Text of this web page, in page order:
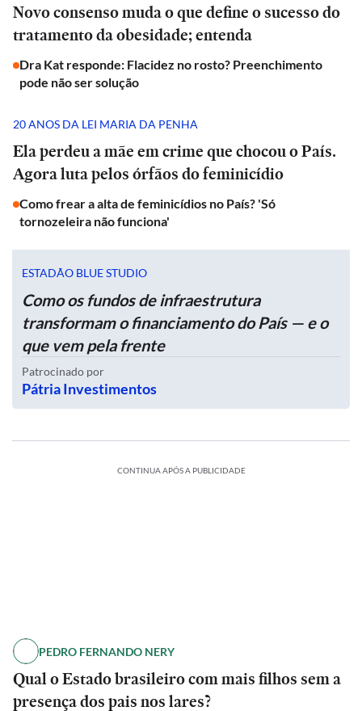
Novo consenso muda o que define o sucesso do
tratamento da obesidade; entenda
Dra Kat responde: Flacidez no rosto? Preenchimento
pode não ser solução
20 ANOS DA LEI MARIA DA PENHA
Ela perdeu a mãe em crime que chocou o País.
Agora luta pelos órfãos do feminicídio
Como frear a alta de feminicídios no País? 'Só
tornozeleira não funciona'
ESTADÃO BLUE STUDIO
Como os fundos de infraestrutura
transformam o financiamento do País — e o
que vem pela frente
Patrocinado por
Pátria Investimentos
CONTINUA APÓS A PUBLICIDADE
PEDRO FERNANDO NERY
Qual o Estado brasileiro com mais filhos sem a
presença dos pais nos lares?